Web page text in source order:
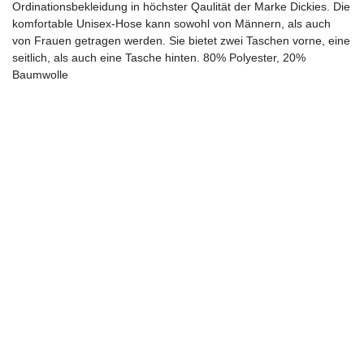
Ordinationsbekleidung in höchster Qaulität der Marke Dickies. Die
komfortable Unisex-Hose kann sowohl von Männern, als auch
von Frauen getragen werden. Sie bietet zwei Taschen vorne, eine
seitlich, als auch eine Tasche hinten. 80% Polyester, 20%
Baumwolle